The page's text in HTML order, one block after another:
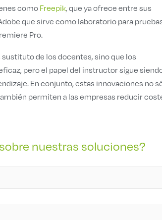
comoFreepik, que ya ofrece entre sus
que sirve como laboratorio para
Pro.
de los docentes, sino que los
pero el papel del instructor sigue
En conjunto, estas innovaciones no
permiten a las empresas reducir
nuestras soluciones?